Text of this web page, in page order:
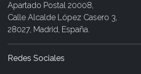
Apartado Postal 20008,
Calle Alcalde López Casero 3,
28027, Madrid, España.
Redes Sociales